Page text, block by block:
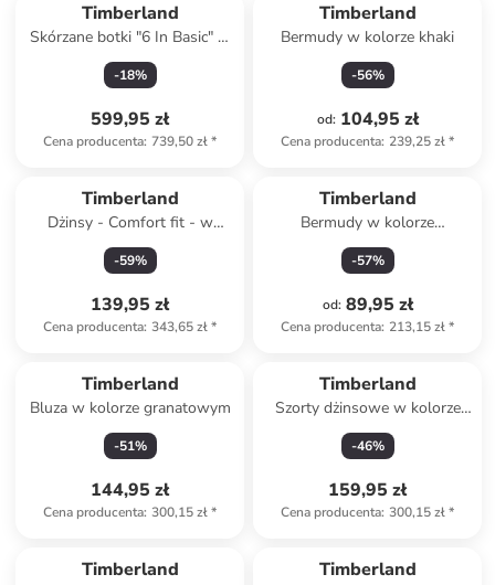
Timberland
Skórzane botki "6 In Basic" w
kolorze czarnym
-18%
599,95 zł
Cena producenta: 739,50 zł*
Timberland
Bermudy w kolorze khaki
-56%
od: 104,95 zł
Cena producenta: 239,25 zł*
Timberland
Dżinsy - Comfort fit - w
kolorze niebieskim
-59%
139,95 zł
Cena producenta: 343,65 zł*
Timberland
Bermudy w kolorze
granatowym
-57%
od: 89,95 zł
Cena producenta: 213,15 zł*
Timberland
Bluza w kolorze granatowym
-51%
144,95 zł
Cena producenta: 300,15 zł*
Timberland
Szorty dżinsowe w kolorze
niebieskim
-46%
159,95 zł
Cena producenta: 300,15 zł*
Timberland Timberland